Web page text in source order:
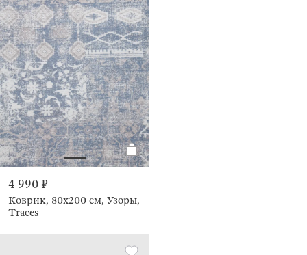
4 990 ₽
Коврик, 80х200 см, Узоры,
Traces